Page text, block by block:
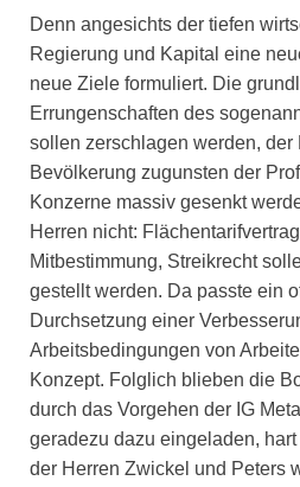
Denn angesichts der tiefen
Regierung und Kapital eine
neue Ziele formuliert. Die
Errungenschaften des
sollen zerschlagen werden, der
Bevölkerung zugunsten der
Konzerne massiv gesenkt
Herren nicht:
Mitbestimmung, Streikrecht
gestellt werden. Da passte ein
Durchsetzung einer
Arbeitsbedingungen von
Konzept. Folglich blieben die
durch das Vorgehen der IG
geradezu dazu eingeladen,
der Herren Zwickel und Peters